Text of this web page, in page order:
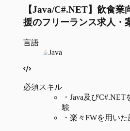
【Java/C#.NET】飲食業
援のフリーランス求人・
言語
Java
必須スキル
・ Java及び
験
・ 楽々FWを用い